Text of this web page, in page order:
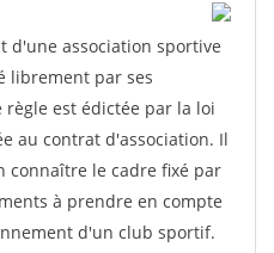
d'une association sportive
librement par ses
est édictée par la loi
au contrat d'association. Il
connaître le cadre fixé par
à prendre en compte
d'un club sportif.